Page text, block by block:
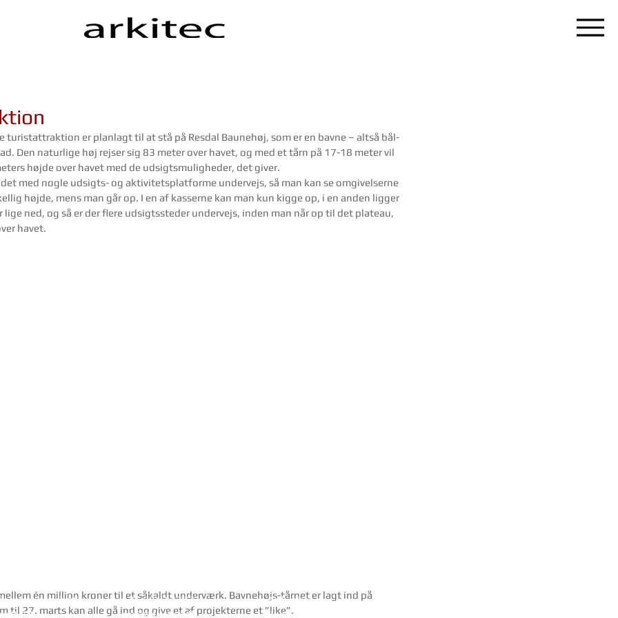
turistattraktion er planlagt til at stå på Resdal Baunehøj, som er en bavne – altså bål-
Den naturlige høj rejser sig 83 meter over havet, og med et tårn på 17-18 meter vil
højde over havet med de udsigtsmuligheder, det giver.
med nogle udsigts- og aktivitetsplatforme undervejs, så man kan se omgivelserne
højde, mens man går op. I en af kasserne kan man kun kigge op, i en anden ligger
lige ned, og så er der flere udsigtssteder undervejs, inden man når op til det plateau,
havet.
én million kroner til et såkaldt underværk. Bavnehøjs-tårnet er lagt ind på
til 27. marts kan alle gå ind og give et af projekterne et ”like”.
torsdag 8-16
8-13
+45 9712 2777
mail@arkitec.dk
Nyheder
Job